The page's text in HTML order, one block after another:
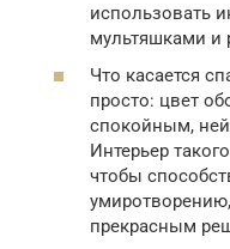
использовать
мультяшками
Что касается
просто: цвет
спокойным,
Интерьер
чтобы
умиротворению,
прекрасным